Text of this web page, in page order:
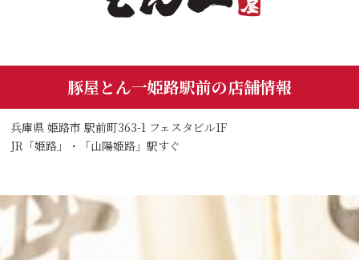
豚屋とん一姫路駅前の店舗情報
兵庫県 姫路市 駅前町363-1 フェスタビル1F
JR「姫路」・「山陽姫路」駅すぐ